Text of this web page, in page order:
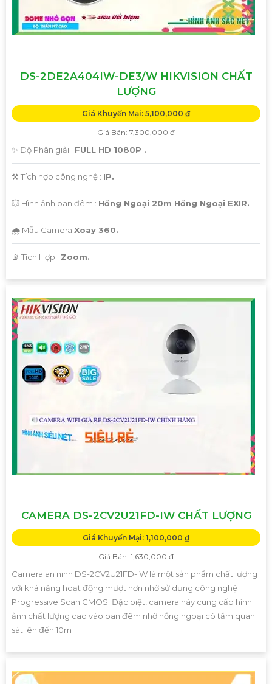
DS-2DE2A404IW-DE3/W HIKVISION CHẤT
LƯỢNG
Giá Khuyến Mại: 5,100,000 ₫
Giá Bán: 7,300,000 ₫
✨ Độ Phân giải : FULL HD 1080P .
⚒ Tích hợp công nghệ : IP.
💥 Hình ảnh ban đêm : Hồng Ngoại 20m Hồng Ngoại EXIR.
🌧️ Mẫu Camera Xoay 360.
️📡 Tích Hợp : Zoom.
CAMERA DS-2CV2U21FD-IW CHẤT LƯỢNG
Giá Khuyến Mại: 1,100,000 ₫
Giá Bán: 1,630,000 ₫
Camera an ninh DS-2CV2U21FD-IW là một sản phẩm chất lượng
với khả năng hoạt động mượt hơn nhờ sử dụng công nghệ
Progressive Scan CMOS. Đặc biệt, camera này cung cấp hình
ảnh chất lượng cao vào ban đêm nhờ hồng ngoại có tầm quan
sát lên đến 10m